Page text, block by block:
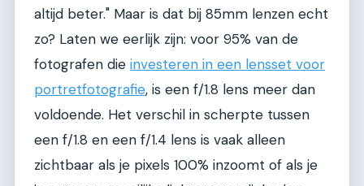
altijd beter." Maar is dat bij 85mm lenzen echt
zo? Laten we eerlijk zijn: voor 95% van de
fotografen die investeren in een lensset voor
portretfotografie, is een f/1.8 lens meer dan
voldoende. Het verschil in scherpte tussen
een f/1.8 en een f/1.4 lens is vaak alleen
zichtbaar als je pixels 100% inzoomt of als je